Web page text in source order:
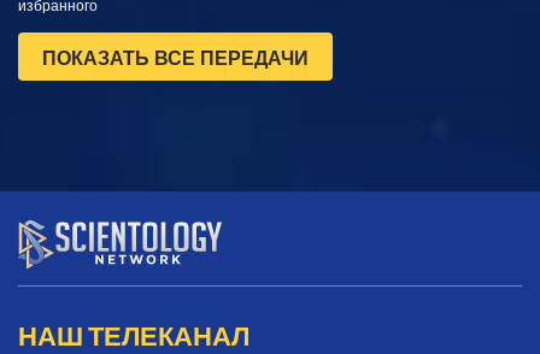
избранного
ПОКАЗАТЬ ВСЕ ПЕРЕДАЧИ
НАШ ТЕЛЕКАНАЛ